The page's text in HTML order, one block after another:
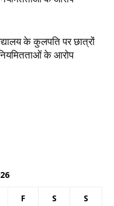
के कुलपति पर छात्रों
के आरोप
F S S